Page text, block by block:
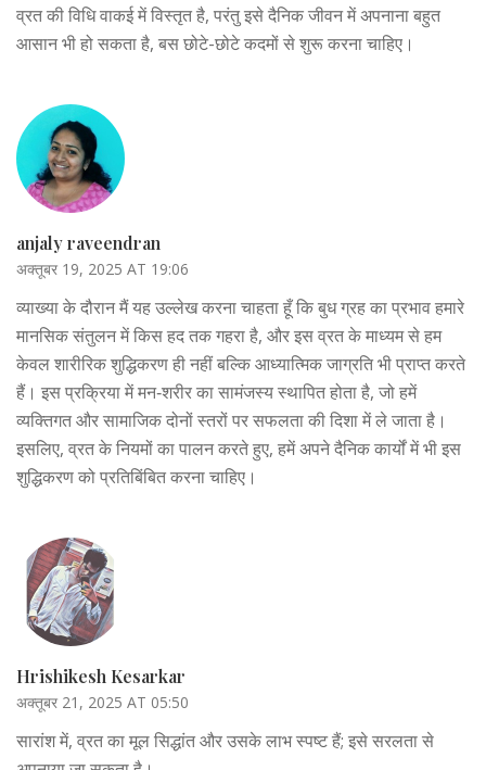
व्रत की विधि वाकई में विस्तृत है, परंतु इसे दैनिक जीवन में अपनाना बहुत
आसान भी हो सकता है, बस छोटे-छोटे कदमों से शुरू करना चाहिए।
anjaly raveendran
अक्तूबर 19, 2025 AT 19:06
व्याख्या के दौरान मैं यह उल्लेख करना चाहता हूँ कि बुध ग्रह का प्रभाव हमारे
मानसिक संतुलन में किस हद तक गहरा है, और इस व्रत के माध्यम से हम
केवल शारीरिक शुद्धिकरण ही नहीं बल्कि आध्यात्मिक जाग्रति भी प्राप्त करते
हैं। इस प्रक्रिया में मन‑शरीर का सामंजस्य स्थापित होता है, जो हमें
व्यक्तिगत और सामाजिक दोनों स्तरों पर सफलता की दिशा में ले जाता है।
इसलिए, व्रत के नियमों का पालन करते हुए, हमें अपने दैनिक कार्यों में भी इस
शुद्धिकरण को प्रतिबिंबित करना चाहिए।
Hrishikesh Kesarkar
अक्तूबर 21, 2025 AT 05:50
सारांश में, व्रत का मूल सिद्धांत और उसके लाभ स्पष्ट हैं; इसे सरलता से